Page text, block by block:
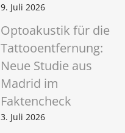
9. Juli 2026
Optoakustik für die
Tattooentfernung:
Neue Studie aus
Madrid im
Faktencheck
3. Juli 2026